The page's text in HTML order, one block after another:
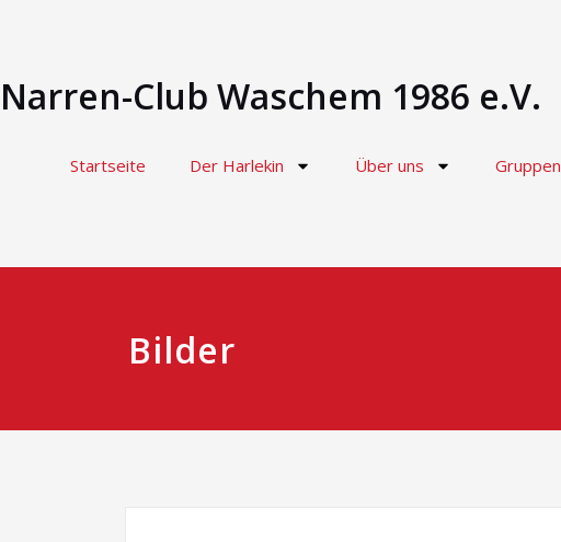
Narren-Club Waschem 1986 e.V.
Startseite Der Harlekin Über uns Gruppen
Bilder